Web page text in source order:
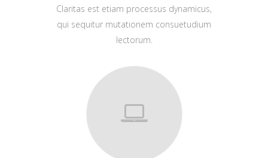
Claritas est etiam processus dynamicus,
qui sequitur mutationem consuetudium
lectorum.